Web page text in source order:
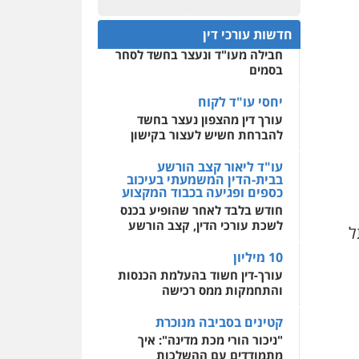
0505430819
דין
נדל"ן / עסקים משפחה
תעבורה כלכלי הוצאה
לפועל
0545402829
עו"ד בן ממן
פלילי אסירים חקירות
ומעצרים סייבר ניהול
משברים פליליים
0506355388
פלילי פשיעה חמורה
אדם
0527448141
0522508109
אחסון אתרים
לעורכי דין
אסירים עבירות מין
שירותים מקצועיים לעורכי
דין
0544500346
חדשות עורכי דין
חפץ חשוד
עצור בתיק ניסיון רצח קיבל
חבילה מעו"ד ונעצר בחשד לסחר
בסמים
יחסי עו"ד לקוח
עורך דין מהצפון נעצר בחשד
להברחת חשיש לעצור בקישון
עו"ד ליאור קצב הורשע
בבית-הדין המשמעתי בעיכוב
כספים ופגיעה בכבוד המקצוע
חודש בלבד לאחר שהופיע בכנס
לשכת עורכי הדין, קצב הורשע
10 מיליון
עורך-דין חשוד בהעלמת הכנסות
והתחמקות ממס רכישה
קטינים בסביבה מנוכרת
"ניכור הורי מכת מדינה": איך
מתמודדים עם ההשלכות